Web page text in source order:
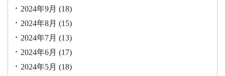
2024年9月 (18)
2024年8月 (15)
2024年7月 (13)
2024年6月 (17)
2024年5月 (18)